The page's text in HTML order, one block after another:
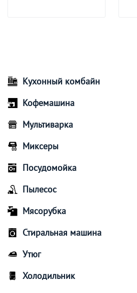
Кухонный комбайн
Кофемашина
Мультиварка
Миксеры
Посудомойка
Пылесос
Мясорубка
Стиральная машина
Утюг
Холодильник